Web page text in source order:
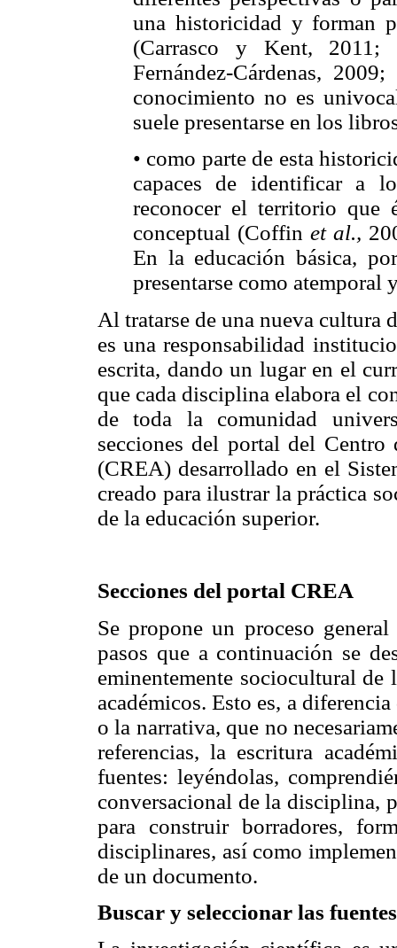
una historicidad y forman
(Carrasco y Kent,
Fernández-Cárdenas,
conocimiento no es
suele presentarse en los
• como parte de esta
capaces de identificar a
reconocer el territorio que
conceptual (Coffin et al.,
En la educación básica,
presentarse como
Al tratarse de una nueva cultura
es una responsabilidad
escrita, dando un lugar en el
que cada disciplina elabora el
de toda la comunidad
secciones del portal del Centro
(CREA) desarrollado en el
creado para ilustrar la práctica
de la educación superior.
Secciones del portal CREA
Se propone un proceso
pasos que a continuación se
eminentemente sociocultural de
académicos. Esto es, a
o la narrativa, que no
referencias, la escritura
fuentes: leyéndolas,
conversacional de la disciplina,
para construir borradores,
disciplinares, así como
de un documento.
Buscar y seleccionar las